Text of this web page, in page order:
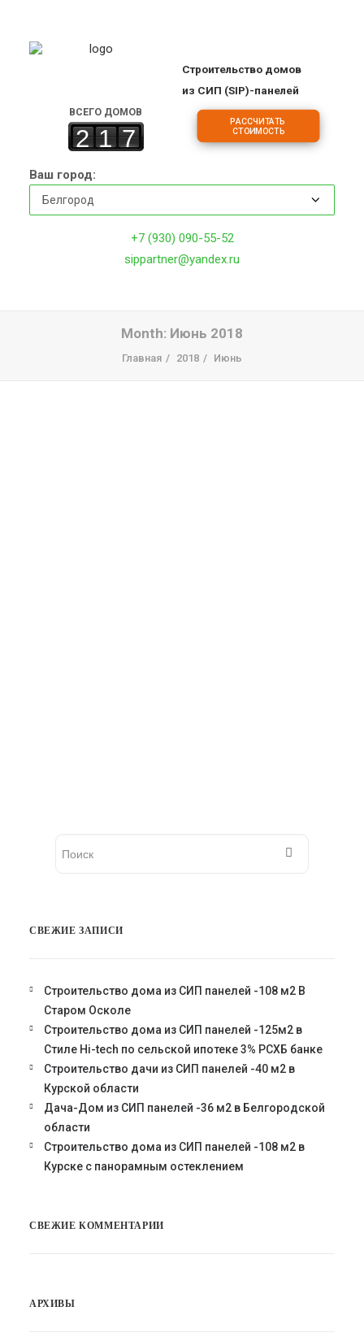
ОБЪЕКТЫ
ДОМА
ИПОТЕКА НА СТРОИТЕЛЬСТВО
Строительство домов
из СИП (SIP)-панелей
ВСЕГО ДОМОВ
2 1 7
РАССЧИТАТЬ
СТОИМОСТЬ
Ваш город:
+7 (930) 090-55-52
sippartner@yandex.ru
Month: Июнь 2018
Главная 2018 Июнь
СВЕЖИЕ ЗАПИСИ
Строительство дома из СИП панелей -108 м2 В
Старом Осколе
Строительство дома из СИП панелей -125м2 в
Стиле Hi-tech по сельской ипотеке 3% РСХБ банке
Строительство дачи из СИП панелей -40 м2 в
Курской области
Дача-Дом из СИП панелей -36 м2 в Белгородской
области
Строительство дома из СИП панелей -108 м2 в
Курске с панорамным остеклением
СВЕЖИЕ КОММЕНТАРИИ
АРХИВЫ